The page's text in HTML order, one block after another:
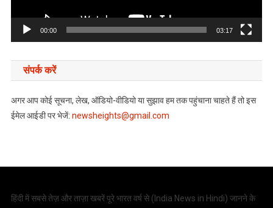
00:00 03:17
संपर्क करें
अगर आप कोई सूचना, लेख, ऑडियो-वीडियो या सुझाव हम तक पहुंचाना चाहते हैं तो इस
ईमेल आईडी पर भेजें: newsheights@gmail.com
हिंदी में सबसे तेज़ और ताज़ा खबरें पूरे भारत वर्ष से ( India News in Hindi) जानने के